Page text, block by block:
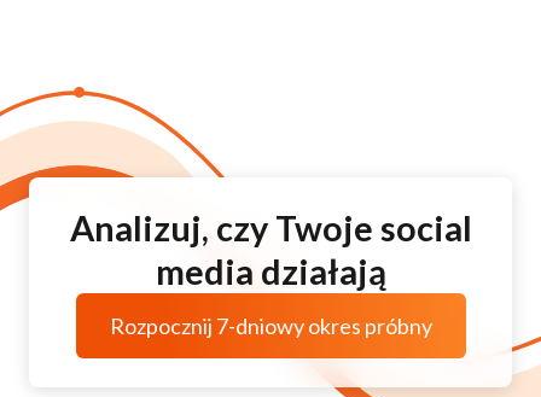
Analizuj, czy Twoje social
media działają
Rozpocznij 7-dniowy okres próbny